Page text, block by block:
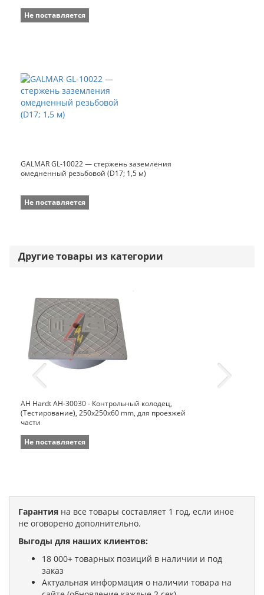
Не поставляется
GALMAR GL-10022 — стержень заземления
омедненный резьбовой (D17; 1,5 м)
Не поставляется
Другие товары из категории
AH Hardt AH-30030 - Контрольный колодец,
(Тестирование), 250x250x60 mm, для проезжей
части
Не поставляется
Гарантия на все товары составляет 1 год, если иное
не оговорено дополнительно.
Выгоды для наших клиентов:
18 000+ товарных позиций в наличии и под
заказ
Актуальная информация о наличии товара на